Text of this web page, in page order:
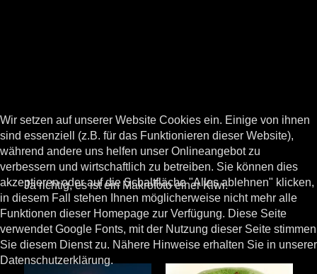
Ja richtig, es ist ein Makrofoto einer Kiwi.
Wir setzen auf unserer Website Cookies ein. Einige von ihnen
sind essenziell (z.B. für das Funktionieren dieser Website),
während andere uns helfen unser Onlineangebot zu
verbessern und wirtschaftlich zu betreiben. Sie können dies
akzeptieren oder auf die Schaltfläche "Alles ablehnen" klicken,
in diesem Fall stehen Ihnen möglicherweise nicht mehr alle
Funktionen dieser Homepage zur Verfügung. Diese Seite
verwendet Google Fonts, mit der Nutzung dieser Seite stimmen
Sie diesem Dienst zu. Nähere Hinweise erhalten Sie in unserer
Datenschutzerklärung.